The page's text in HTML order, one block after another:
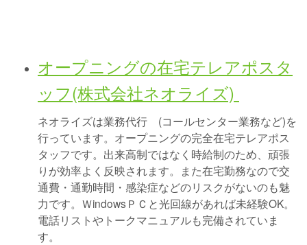
オープニングの在宅テレアポスタ
ッフ(株式会社ネオライズ)
ネオライズは業務代行 (コールセンター業務など)を
行っています。オープニングの完全在宅テレアポス
タッフです。出来高制ではなく時給制のため、頑張
りが効率よく反映されます。また在宅勤務なので交
通費・通勤時間・感染症などのリスクがないのも魅
力です。ＷindowsＰＣと光回線があれば未経験OK。
電話リストやトークマニュアルも完備されていま
す。